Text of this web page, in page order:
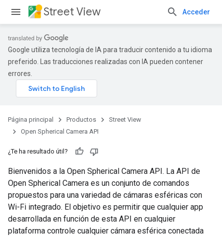
Street View Acceder
Google utiliza tecnología de IA para traducir contenido a tu idioma
preferido. Las traducciones realizadas con IA pueden contener
errores.
Página principal Productos
Street View
Open Spherical Camera API
¿Te ha resultado útil?
Bienvenidos a la Open Spherical Camera API. La API de
Open Spherical Camera es un conjunto de comandos
propuestos para una variedad de cámaras esféricas con
Wi-Fi integrado. El objetivo es permitir que cualquier app
desarrollada en función de esta API en cualquier
plataforma controle cualquier cámara esférica conectada